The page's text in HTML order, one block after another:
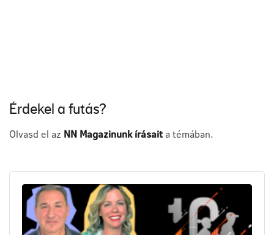
Érdekel a futás?
Olvasd el az NN Magazinunk írásaita témában.